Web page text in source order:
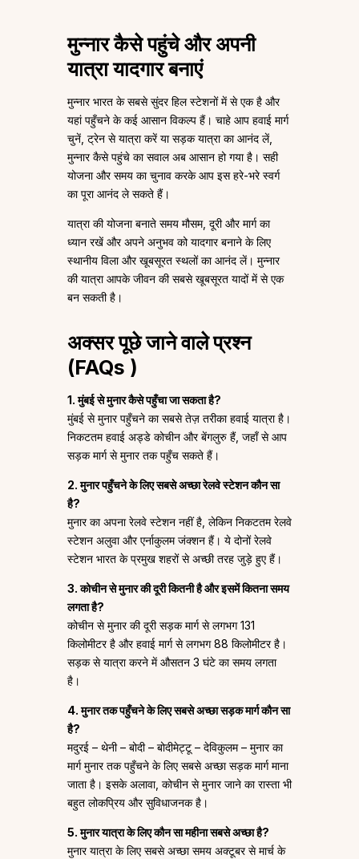
मुन्नार कैसे पहुंचे और अपनी
यात्रा यादगार बनाएं
मुन्नार भारत के सबसे सुंदर हिल स्टेशनों में से एक है और
यहां पहुँचने के कई आसान विकल्प हैं। चाहे आप हवाई मार्ग
चुनें, ट्रेन से यात्रा करें या सड़क यात्रा का आनंद लें,
मुन्नार कैसे पहुंचे का सवाल अब आसान हो गया है। सही
योजना और समय का चुनाव करके आप इस हरे-भरे स्वर्ग
का पूरा आनंद ले सकते हैं।
यात्रा की योजना बनाते समय मौसम, दूरी और मार्ग का
ध्यान रखें और अपने अनुभव को यादगार बनाने के लिए
स्थानीय विला और खूबसूरत स्थलों का आनंद लें। मुन्नार
की यात्रा आपके जीवन की सबसे खूबसूरत यादों में से एक
बन सकती है।
अक्सर पूछे जाने वाले प्रश्न
(FAQs )
1. मुंबई से मुनार कैसे पहुँचा जा सकता है?
मुंबई से मुनार पहुँचने का सबसे तेज़ तरीका हवाई यात्रा है।
निकटतम हवाई अड्डे कोचीन और बेंगलुरु हैं, जहाँ से आप
सड़क मार्ग से मुनार तक पहुँच सकते हैं।
2. मुनार पहुँचने के लिए सबसे अच्छा रेलवे स्टेशन कौन सा
है?
मुनार का अपना रेलवे स्टेशन नहीं है, लेकिन निकटतम रेलवे
स्टेशन अलुवा और एर्नाकुलम जंक्शन हैं। ये दोनों रेलवे
स्टेशन भारत के प्रमुख शहरों से अच्छी तरह जुड़े हुए हैं।
3. कोचीन से मुनार की दूरी कितनी है और इसमें कितना समय
लगता है?
कोचीन से मुनार की दूरी सड़क मार्ग से लगभग 131
किलोमीटर है और हवाई मार्ग से लगभग 88 किलोमीटर है।
सड़क से यात्रा करने में औसतन 3 घंटे का समय लगता
है।
4. मुनार तक पहुँचने के लिए सबसे अच्छा सड़क मार्ग कौन सा
है?
मदुरई – थेनी – बोदी – बोदीमेट्टू – देविकुलम – मुनार का
मार्ग मुनार तक पहुँचने के लिए सबसे अच्छा सड़क मार्ग माना
जाता है। इसके अलावा, कोचीन से मुनार जाने का रास्ता भी
बहुत लोकप्रिय और सुविधाजनक है।
5. मुनार यात्रा के लिए कौन सा महीना सबसे अच्छा है?
मुनार यात्रा के लिए सबसे अच्छा समय अक्टूबर से मार्च के